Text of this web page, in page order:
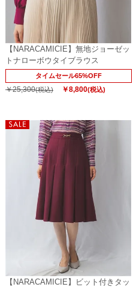
【NARACAMICIE】無地ジョーゼッ
トナローボウタイブラウス
タイムセール65%OFF
￥25,300(税込) ￥8,800(税込)
【NARACAMICIE】ビット付きタッ